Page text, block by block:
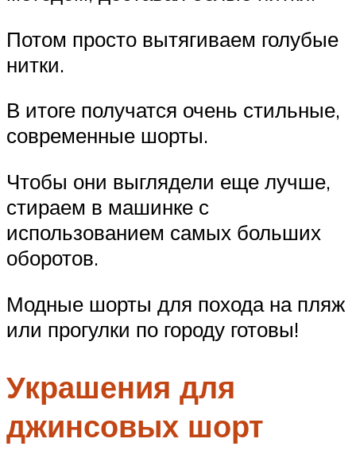
Потом просто вытягиваем голубые
нитки.
В итоге получатся очень стильные,
современные шорты.
Чтобы они выглядели еще лучше,
стираем в машинке с
использованием самых больших
оборотов.
Модные шорты для похода на пляж
или прогулки по городу готовы!
Украшения для
джинсовых шорт